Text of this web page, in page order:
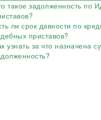
такое задолженность по
ли срок давности по
приставов?
узнать за что назначена